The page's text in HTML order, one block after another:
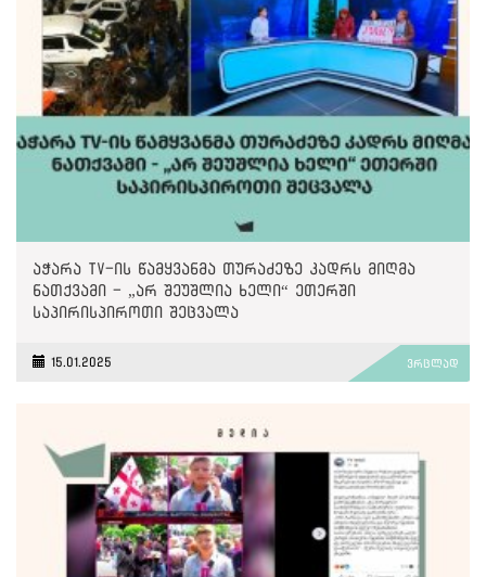
აჭარა TV-ის წამყვანმა თურაძეზე კადრს მიღმა
ნათქვამი - „არ შეუშლია ხელი“ ეთერში
საპირისპიროთი შეცვალა
15.01.2025 ვრცლად